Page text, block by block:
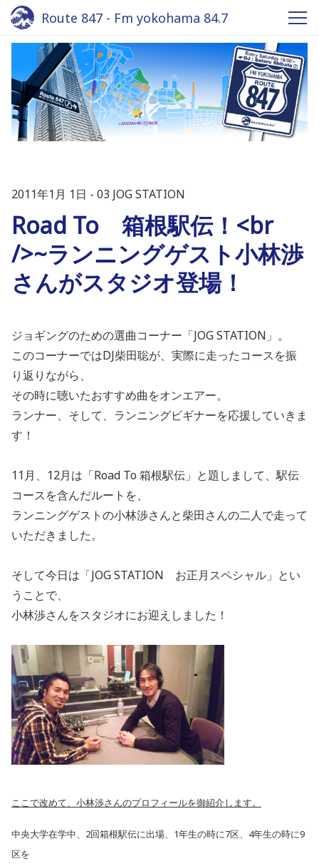
Route 847 - Fm yokohama 84.7
2011年1月 1日 03 JOG STATION
Road To 箱根駅伝！<br
/>~ランニングゲスト小林渉
さんがスタジオ登場！
ジョギングのための選曲コーナー「JOG STATION」。
このコーナーではDJ柴田聡が、実際に走ったコースを振
り返りながら、
その時に聴いたおすすめ曲をオンエアー。
ランナー、そして、ランニングビギナーを応援していきま
す！
11月、12月は「Road To 箱根駅伝」と題しまして、駅伝
コースを含んだルートを、
ランニングゲストの小林渉さんと柴田さんの二人で走って
いただきました。
そして今日は「JOG STATION お正月スペシャル」とい
うことで、
小林渉さんをスタジオにお迎えしました！
ここで改めて、小林渉さんのプロフィールを御紹介します。
中央大学在学中、2回箱根駅伝に出場、1年生の時に7区、4年生の時に9
区を